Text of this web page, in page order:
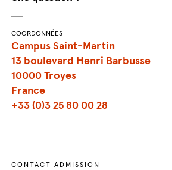
COORDONNÉES
Campus Saint-Martin
13 boulevard Henri Barbusse
10000 Troyes
France
+33 (0)3 25 80 00 28
CONTACT ADMISSION